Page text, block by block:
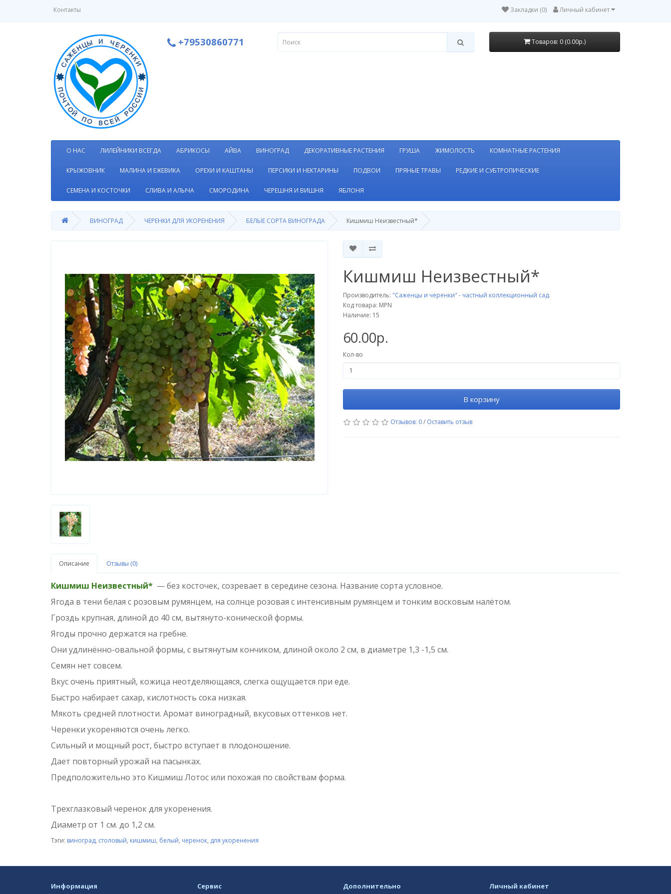
Контакты Закладки (0) Личный кабинет
+79530860771 Товаров: 0 (0.00р.)
О НАС ЛИЛЕЙНИКИ ВСЕГДА АБРИКОСЫ АЙВА ВИНОГРАД ДЕКОРАТИВНЫЕ РАСТЕНИЯ ГРУША ЖИМОЛОСТЬ КОМНАТНЫЕ РАСТЕНИЯ
КРЫЖОВНИК МАЛИНА И ЕЖЕВИКА ОРЕХИ И КАШТАНЫ ПЕРСИКИ И НЕКТАРИНЫ ПОДВОИ ПРЯНЫЕ ТРАВЫ РЕДКИЕ И СУБТРОПИЧЕСКИЕ
СЕМЕНА И КОСТОЧКИ СЛИВА И АЛЫЧА СМОРОДИНА ЧЕРЕШНЯ И ВИШНЯ ЯБЛОНЯ
ВИНОГРАД ЧЕРЕНКИ ДЛЯ УКОРЕНЕНИЯ БЕЛЫЕ СОРТА ВИНОГРАДА Кишмиш Неизвестный*
Кишмиш Неизвестный*
Производитель: "Саженцы и черенки" - частный коллекционный сад.
Код товара: MPN
Наличие: 15
60.00р.
Кол-во
В корзину
Отзывов: 0/ Оставить отзыв
Описание Отзывы (0)
Кишмиш Неизвестный* — без косточек, созревает в середине сезона. Название сорта условное.
Ягода в тени белая с розовым румянцем, на солнце розовая с интенсивным румянцем и тонким восковым налётом.
Гроздь крупная, длиной до 40 см, вытянуто-конической формы.
Ягоды прочно держатся на гребне.
Они удлинённо-овальной формы, с вытянутым кончиком, длиной около 2 см, в диаметре 1,3 -1,5 см.
Семян нет совсем.
Вкус очень приятный, кожица неотделяющаяся, слегка ощущается при еде.
Быстро набирает сахар, кислотность сока низкая.
Мякоть средней плотности. Аромат виноградный, вкусовых оттенков нет.
Черенки укореняются очень легко.
Сильный и мощный рост, быстро вступает в плодоношение.
Дает повторный урожай на пасынках.
Предположительно это Кишмиш Лотос или похожая по свойствам форма.
Трехглазковый черенок для укоренения.
Диаметр от 1 см. до 1,2 см.
Тэги: виноград, столовый, кишмиш, белый, черенок, для укоренения
Информация Сервис Дополнительно Личный кабинет